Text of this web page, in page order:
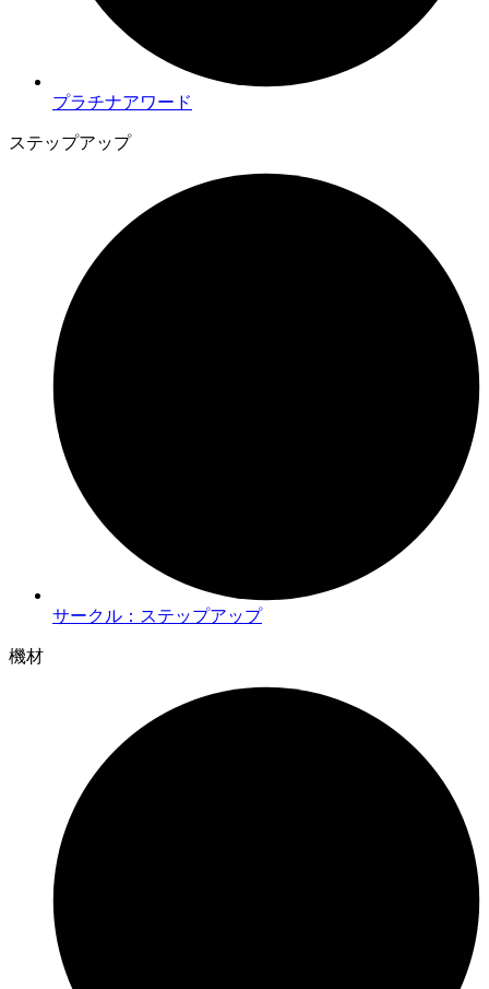
プラチナアワード
ステップアップ
サークル：ステップアップ
機材